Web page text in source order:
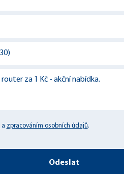
a zpracováním osobních údajů.
Odeslat